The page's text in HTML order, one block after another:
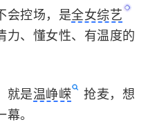
会控场，是全女综艺
力、懂女性、有温度的
就是温峥嵘
抢麦，想
。